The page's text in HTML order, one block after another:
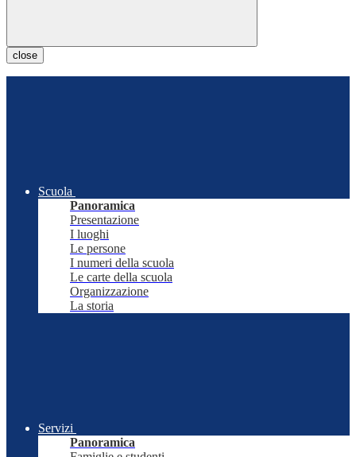
close
Scuola
Panoramica
Presentazione
I luoghi
Le persone
I numeri della scuola
Le carte della scuola
Organizzazione
La storia
Servizi
Panoramica